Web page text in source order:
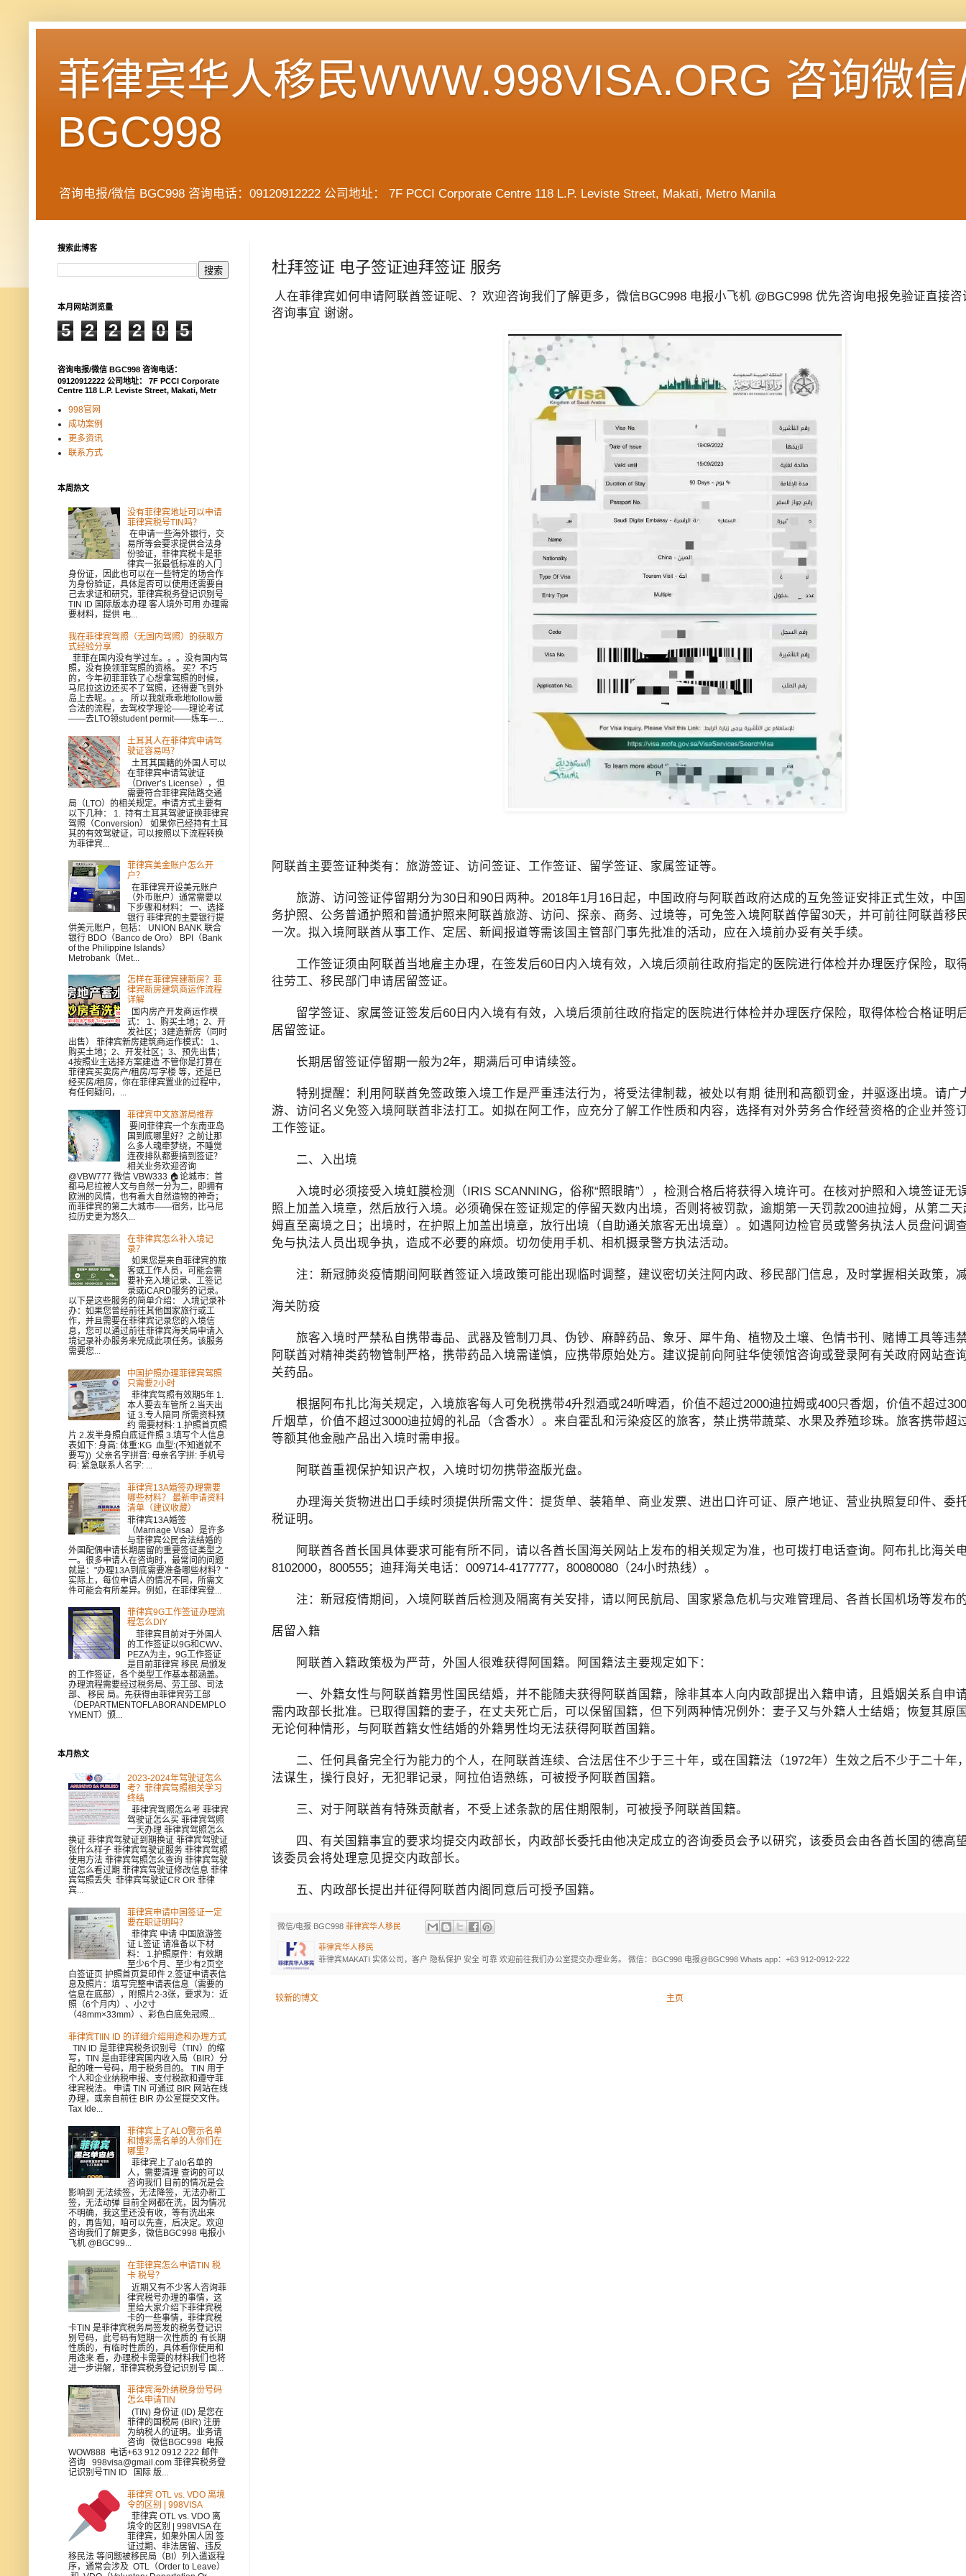
菲律宾华人移民WWW.998VISA.ORG 咨询微
BGC998
咨询电报/微信 BGC998 咨询电话：09120912222 公司地址： 7F PCCI Corporate Centre 118 L.P. Leviste Street, Makati, Metro Manila
杜拜签证 电子签证迪拜签证 服务
人在菲律宾如何申请阿联酋签证呢、？欢迎咨询我们了解更多，微信BGC998 电报小飞机 @BGC998 优先咨询电报免验证直接
咨询事宜 谢谢。
阿联酋主要签证种类有：旅游签证、访问签证、工作签证、留学签证、家属签证等。
旅游、访问签证停留期分为30日和90日两种。2018年1月16日起，中国政府与阿联酋政府达成的互免签证安排正式生效，中
务护照、公务普通护照和普通护照来阿联酋旅游、访问、探亲、商务、过境等，可免签入境阿联酋停留30天，并可前往阿联酋移
一次。拟入境阿联酋从事工作、定居、新闻报道等需该国主管部门事先批准的活动，应在入境前办妥有关手续。
工作签证须由阿联酋当地雇主办理，在签发后60日内入境有效，入境后须前往政府指定的医院进行体检并办理医疗保险，取
往劳工、移民部门申请居留签证。
留学签证、家属签证签发后60日内入境有有效，入境后须前往政府指定的医院进行体检并办理医疗保险，取得体检合格证明
居留签证。
长期居留签证停留期一般为2年，期满后可申请续签。
特别提醒：利用阿联酋免签政策入境工作是严重违法行为，将受法律制裁，被处以有期 徒刑和高额罚金，并驱逐出境。请广
游、访问名义免签入境阿联酋非法打工。如拟在阿工作，应充分了解工作性质和内容，选择有对外劳务合作经营资格的企业并签
工作签证。
二、入出境
入境时必须接受入境虹膜检测（IRIS SCANNING，俗称“照眼睛”），检测合格后将获得入境许可。在核对护照和入境签证无
照上加盖入境章，然后放行入境。必须确保在签证规定的停留天数内出境，否则将被罚款，逾期第一天罚款200迪拉姆，从第二
姆直至离境之日；出境时，在护照上加盖出境章，放行出境（自助通关旅客无出境章）。如遇阿边检官员或警务执法人员盘问调
免与执法人员出现争执，造成不必要的麻烦。切勿使用手机、相机摄录警方执法活动。
注：新冠肺炎疫情期间阿联酋签证入境政策可能出现临时调整，建议密切关注阿内政、移民部门信息，及时掌握相关政策，
海关防疫
旅客入境时严禁私自携带毒品、武器及管制刀具、伪钞、麻醉药品、象牙、犀牛角、植物及土壤、色情书刊、赌博工具等违
阿联酋对精神类药物管制严格，携带药品入境需谨慎，应携带原始处方。建议提前向阿驻华使领馆咨询或登录阿有关政府网站查
关药品。
根据阿布扎比海关规定，入境旅客每人可免税携带4升烈酒或24听啤酒，价值不超过2000迪拉姆或400只香烟，价值不超过
斤烟草，价值不超过3000迪拉姆的礼品（含香水）。来自霍乱和污染疫区的旅客，禁止携带蔬菜、水果及养殖珍珠。旅客携带超
等额其他金融产品出入境时需申报。
阿联酋重视保护知识产权，入境时切勿携带盗版光盘。
办理海关货物进出口手续时须提供所需文件：提货单、装箱单、商业发票、进出口许可证、原产地证、营业执照复印件、委
税证明。
阿联酋各酋长国具体要求可能有所不同，请以各酋长国海关网站上发布的相关规定为准，也可拨打电话查询。阿布扎比海关
8102000，800555；迪拜海关电话：009714-4177777，80080080（24小时热线）。
注：新冠疫情期间，入境阿联酋后检测及隔离有关安排，请以阿民航局、国家紧急危机与灾难管理局、各酋长国机场等发布
居留入籍
阿联酋入籍政策极为严苛，外国人很难获得阿国籍。阿国籍法主要规定如下：
一、外籍女性与阿联酋籍男性国民结婚，并不能随夫获得阿联酋国籍，除非其本人向内政部提出入籍申请，且婚姻关系自申
需内政部长批准。已取得国籍的妻子，在丈夫死亡后，可以保留国籍，但下列两种情况例外：妻子又与外籍人士结婚；恢复其原
无论何种情形，与阿联酋籍女性结婚的外籍男性均无法获得阿联酋国籍。
二、任何具备完全行为能力的个人，在阿联酋连续、合法居住不少于三十年，或在国籍法（1972年）生效之后不少于二十年
法谋生，操行良好，无犯罪记录，阿拉伯语熟练，可被授予阿联酋国籍。
三、对于阿联酋有特殊贡献者，不受上述条款的居住期限制，可被授予阿联酋国籍。
四、有关国籍事宜的要求均提交内政部长，内政部长委托由他决定成立的咨询委员会予以研究，该委员会由各酋长国的德高
该委员会将处理意见提交内政部长。
五、内政部长提出并征得阿联酋内阁同意后可授予国籍。
微信/电报 BGC998 菲律宾华人移民
菲律宾华人移民
菲律宾MAKATI 实体公司，客户 隐私保护 安全 可靠 欢迎前往我们办公室提交办理业务。 微信：BGC998 电报@BGC998 Whats app：+63 912-0912-222
较新的博文 主页
搜索此博客
本月网站浏览量
5 2 2 2 0 5
咨询电报/微信 BGC998 咨询电话：
09120912222 公司地址： 7F PCCI Corporate
Centre 118 L.P. Leviste Street, Makati, Metr
998官网
成功案例
更多资讯
联系方式
本周热文
没有菲律宾地址可以申请
菲律宾税号TIN吗？
在申请一些海外银行，交
易所等会要求提供合法身
份验证，菲律宾税卡是菲
律宾一张最低标准的入门
身份证，因此也可以在一些特定的场合作
为身份验证，具体是否可以使用还需要自
己去求证和研究，菲律宾税务登记识别号
TIN ID 国际版本办理 客人境外可用 办理需
要材料，提供 电...
我在菲律宾驾照（无国内驾照）的获取方
式经验分享
菲菲在国内没有学过车。。。没有国内驾
照，没有换领菲驾照的资格。 买？不巧
的，今年初菲菲铁了心想拿驾照的时候，
马尼拉这边还买不了驾照，还得要飞到外
岛上去呢。。。 所以我就乖乖地follow最
合法的流程，去驾校学理论——理论考试
——去LTO领student permit——练车—...
土耳其人在菲律宾申请驾
驶证容易吗？
土耳其国籍的外国人可以
在菲律宾申请驾驶证
（Driver’s License），但
需要符合菲律宾陆路交通
局（LTO）的相关规定。申请方式主要有
以下几种： 1. 持有土耳其驾驶证换菲律宾
驾照（Conversion） 如果你已经持有土耳
其的有效驾驶证，可以按照以下流程转换
为菲律宾...
菲律宾美金账户怎么开
户？
在菲律宾开设美元账户
（外币账户）通常需要以
下步骤和材料： 一、选择
银行 菲律宾的主要银行提
供美元账户，包括： UNION BANK 联合
银行 BDO（Banco de Oro） BPI（Bank
of the Philippine Islands）
Metrobank（Met...
怎样在菲律宾建新房？菲
律宾新房建筑商运作流程
详解
国内房产开发商运作模
式： 1、购买土地；2、开
发社区；3建造新房（同时
出售） 菲律宾新房建筑商运作模式： 1、
购买土地；2、开发社区；3、预先出售；
4按照业主选择方案建造 不管你是打算在
菲律宾买卖房产/租房/写字楼 等，还是已
经买房/租房，你在菲律宾置业的过程中，
有任何疑问，...
菲律宾中文旅游局推荐
要问菲律宾一个东南亚岛
国到底哪里好？之前让那
么多人魂牵梦绕，不睡觉
连夜排队都要搞到签证？
相关业务欢迎咨询
@VBW777 微信 VBW333 🏠论城市：首
都马尼拉被人文与自然一分为二，即拥有
欧洲的风情，也有着大自然造物的神奇；
而菲律宾的第二大城市——宿务，比马尼
拉历史更为悠久...
在菲律宾怎么补入境记
录？
如果您是来自菲律宾的旅
客或工作人员，可能会需
要补充入境记录、工签记
录或iCARD服务的记录。
以下是这些服务的简单介绍： 入境记录补
办：如果您曾经前往其他国家旅行或工
作，并且需要在菲律宾记录您的入境信
息，您可以通过前往菲律宾海关局申请入
境记录补办服务来完成此项任务。该服务
需要您...
中国护照办理菲律宾驾照
只需要2小时
菲律宾驾照有效期5年 1.
本人要去车管所 2.当天出
证 3.专人陪同 所需资料预
约 需要材料: 1.护照首页照
片 2.发半身照白底证件照 3.填写个人信息
表如下: 身高: 体重:KG 血型:(不知道就不
要写)) 父亲名字拼音: 母亲名字拼: 手机号
码: 紧急联系人名字: ...
菲律宾13A婚签办理需要
哪些材料？ 最新申请资料
清单（建议收藏）
菲律宾13A婚签
（Marriage Visa）是许多
与菲律宾公民合法结婚的
外国配偶申请长期居留的重要签证类型之
一。很多申请人在咨询时，最常问的问题
就是："办理13A到底需要准备哪些材料？"
实际上，每位申请人的情况不同，所需文
件可能会有所差异。例如，在菲律宾登...
菲律宾9G工作签证办理流
程怎么DIY
菲律宾目前对于外国人
的工作签证以9G和CWV、
PEZA为主，9G工作签证
是目前菲律宾 移民 局颁发
的工作签证，各个类型工作基本都涵盖。
办理流程需要经过税务局、劳工部、司法
部、 移民 局。先获得由菲律宾劳工部
（DEPARTMENTOFLABORANDEMPLO
YMENT）颁...
本月热文
2023-2024年驾驶证怎么
考？菲律宾驾照相关学习
终结
菲律宾驾照怎么考 菲律宾
驾驶证怎么买 菲律宾驾照
一天办理 菲律宾驾照怎么
换证 菲律宾驾驶证到期换证 菲律宾驾驶证
张什么样子 菲律宾驾驶证服务 菲律宾驾照
使用方法 菲律宾驾照怎么查询 菲律宾驾驶
证怎么看过期 菲律宾驾驶证修改信息 菲律
宾驾照丢失 菲律宾驾驶证CR OR 菲律
宾...
菲律宾申请中国签证一定
要在职证明吗？
菲律宾 申请 中国旅游签
证 L签证 请准备以下材
料： 1.护照原件：有效期
至少6个月、至少有2页空
白签证页 护照首页复印件 2.签证申请表信
息及照片：填写完整申请表信息（需要的
信息在底部），附照片2-3张，要求为：近
照（6个月内）、小2寸
（48mm×33mm）、彩色白底免冠照...
菲律宾TIIN ID 的详细介绍用途和办理方式
TIN ID 是菲律宾税务识别号（TIN）的缩
写，TIN 是由菲律宾国内收入局（BIR）分
配的唯一号码，用于税务目的。 TIN 用于
个人和企业纳税申报、支付税款和遵守菲
律宾税法。 申请 TIN 可通过 BIR 网站在线
办理，或亲自前往 BIR 办公室提交文件。
Tax Ide...
菲律宾上了ALO警示名单
和博彩黑名单的人你们在
哪里？
菲律宾上了alo名单的
人，需要清理 查询的可以
咨询我们 目前的情况是会
影响到 无法续签，无法降签，无法办新工
签，无法动弹 目前全网都在洗，因为情况
不明确，我这里还没有收，等有洗出来
的，再告知，咱可以先查，后决定。欢迎
咨询我们了解更多，微信BGC998 电报小
飞机 @BGC99...
在菲律宾怎么申请TIN 税
卡 税号？
近期又有不少客人咨询菲
律宾税号办理的事情，这
里给大家介绍下菲律宾税
卡的一些事情，菲律宾税
卡TIN 是菲律宾税务局签发的税务登记识
别号码，此号码有短期一次性质的 有长期
性质的，有临时性质的，具体看你使用和
用途来 看，办理税卡需要的材料我们也将
进一步讲解，菲律宾税务登记识别号 国...
菲律宾海外纳税身份号码
怎么申请TIN
(TIN) 身份证 (ID) 是您在
菲律的国税局 (BIR) 注册
为纳税人的证明。业务请
咨询 微信BGC998 电报
WOW888 电话+63 912 0912 222 邮件
咨询 998visa@gmail.com 菲律宾税务登
记识别号TIN ID 国际 版...
菲律宾 OTL vs. VDO 离境
令的区别 | 998VISA
菲律宾 OTL vs. VDO 离
境令的区别 | 998VISA 在
菲律宾，如果外国人因 签
证过期、非法居留、违反
移民法 等问题被移民局（BI）列入遣返程
序，通常会涉及 OTL（Order to Leave）